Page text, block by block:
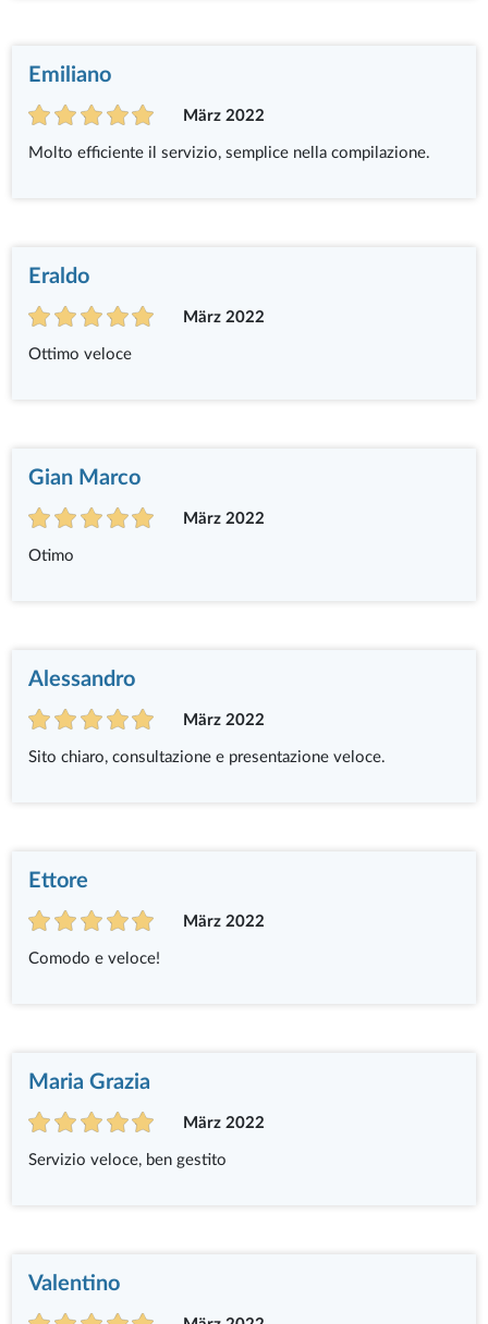
Emiliano
März 2022
Molto efficiente il servizio, semplice nella compilazione.
Eraldo
März 2022
Ottimo veloce
Gian Marco
März 2022
Otimo
Alessandro
März 2022
Sito chiaro, consultazione e presentazione veloce.
Ettore
März 2022
Comodo e veloce!
Maria Grazia
März 2022
Servizio veloce, ben gestito
Valentino